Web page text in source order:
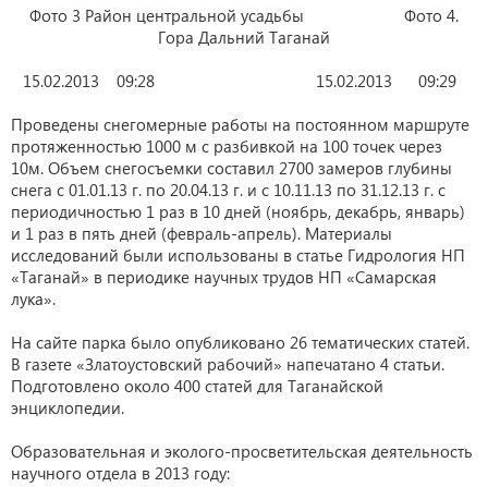
Фото 3 Район центральной усадьбы Фото 4.
Гора Дальний Таганай
15.02.2013 09:28 15.02.2013 09:29
Проведены снегомерные работы на постоянном маршруте
протяженностью 1000 м с разбивкой на 100 точек через
10м. Объем снегосъемки составил 2700 замеров глубины
снега с 01.01.13 г. по 20.04.13 г. и с 10.11.13 по 31.12.13 г. с
периодичностью 1 раз в 10 дней (ноябрь, декабрь, январь)
и 1 раз в пять дней (февраль-апрель). Материалы
исследований были использованы в статье Гидрология НП
«Таганай» в периодике научных трудов НП «Самарская
лука».
На сайте парка было опубликовано 26 тематических статей.
В газете «Златоустовский рабочий» напечатано 4 статьи.
Подготовлено около 400 статей для Таганайской
энциклопедии.
Образовательная и эколого-просветительская деятельность
научного отдела в 2013 году: